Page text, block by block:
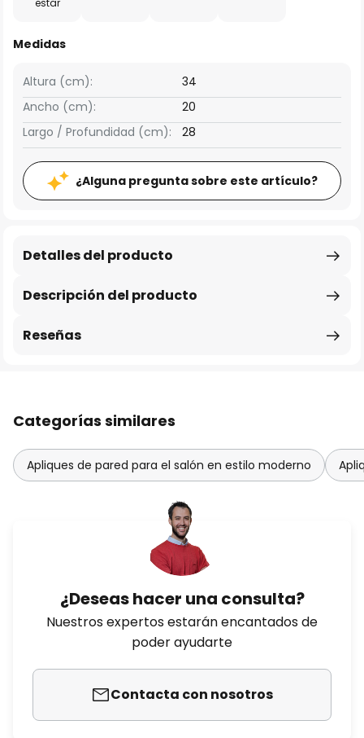
estar
Medidas
Ancho (cm): 20
Altura (cm): 34
Largo / Profundidad (cm): 28
¿Alguna pregunta sobre este artículo?
Descripción del producto
Detalles del producto
Reseñas
Categorías similares
Apliques de pared para el salón en estilo moderno
¿Deseas hacer una consulta?
Nuestros expertos estarán encantados de
poder ayudarte
Contacta con nosotros